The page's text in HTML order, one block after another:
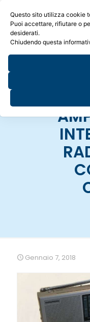
Gennaio 7, 2018
Questo sito utilizza cookie
Puoi accettare, rifiutare o
desiderati.
Chiudendo questa